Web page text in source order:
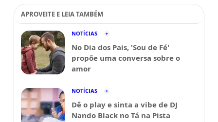
APROVEITE E LEIA TAMBÉM
NOTÍCIAS
No Dia dos Pais, 'Sou de Fé'
propõe uma conversa sobre o
amor
NOTÍCIAS
Dê o play e sinta a vibe de DJ
Nando Black no Tá na Pista